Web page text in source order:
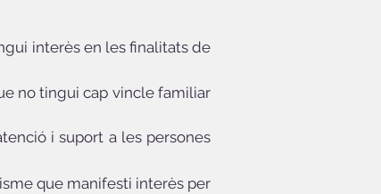
interès en les finalitats de
no tingui cap vincle familiar
i suport a les persones
que manifesti interès per